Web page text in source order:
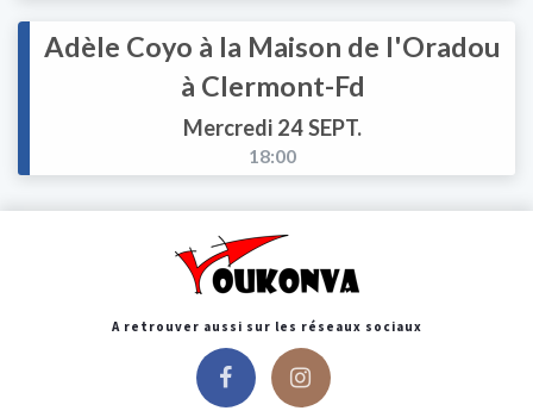
Adèle Coyo à la Maison de l'Oradou
à Clermont-Fd
Mercredi 24 SEPT.
18:00
A retrouver aussi sur les réseaux sociaux